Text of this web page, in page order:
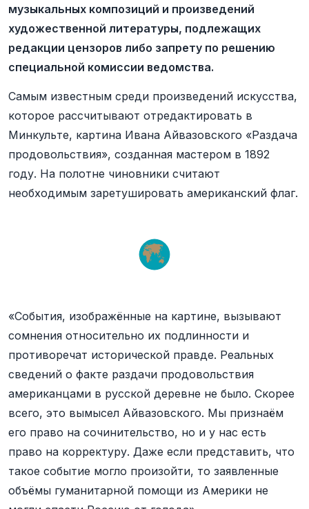
музыкальных композиций и произведений
художественной литературы, подлежащих
редакции цензоров либо запрету по решению
специальной комиссии ведомства.
Самым известным среди произведений искусства,
которое рассчитывают отредактировать в
Минкульте, картина Ивана Айвазовского «Раздача
продовольствия», созданная мастером в 1892
году. На полотне чиновники считают
необходимым заретушировать американский флаг.
«События, изображённые на картине, вызывают
сомнения относительно их подлинности и
противоречат исторической правде. Реальных
сведений о факте раздачи продовольствия
американцами в русской деревне не было. Скорее
всего, это вымысел Айвазовского. Мы признаём
его право на сочинительство, но и у нас есть
право на корректуру. Даже если представить, что
такое событие могло произойти, то заявленные
объёмы гуманитарной помощи из Америки не